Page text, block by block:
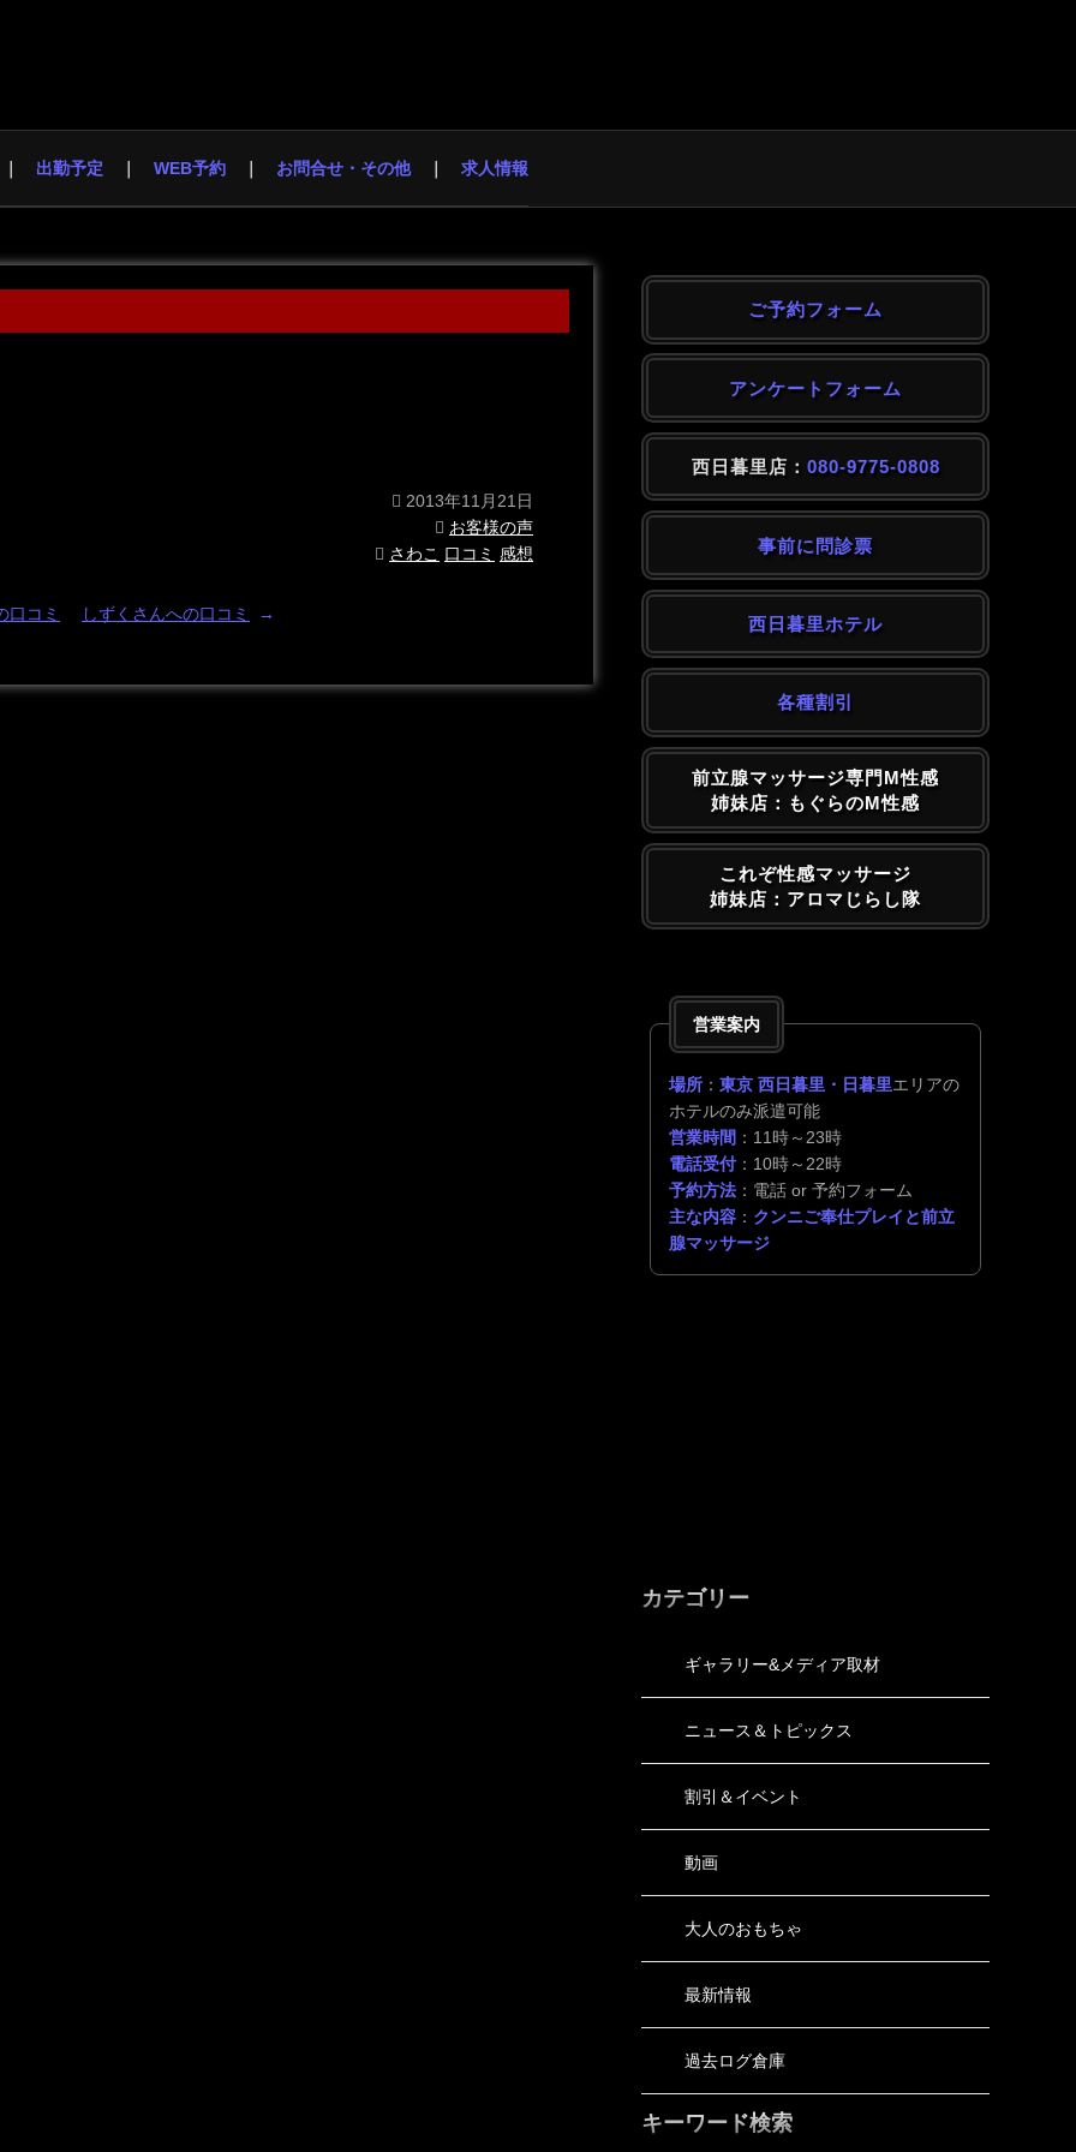
出勤予定 WEB予約 お問合せ・その他 求人情報
2013年11月21日
お客様の声
さわこ 口コミ 感想
口コミ しずくさんへの口コミ →
ご予約フォーム
アンケートフォーム
西日暮里店： 080-9775-0808
事前に問診票
西日暮里ホテル
各種割引
前立腺マッサージ専門M性感
姉妹店：もぐらのM性感
これぞ性感マッサージ
姉妹店：アロマじらし隊
営業案内
場所 ： 東京 西日暮里・日暮里エリアの
ホテルのみ派遣可能
営業時間 ：11時～23時
電話受付：10時～22時
予約方法 ：電話 or 予約フォーム
主な内容 ： クンニご奉仕プレイと前立
腺マッサージ
カテゴリー
ギャラリー&メディア取材
ニュース＆トピックス
割引＆イベント
動画
大人のおもちゃ
最新情報
過去ログ倉庫
キーワード検索